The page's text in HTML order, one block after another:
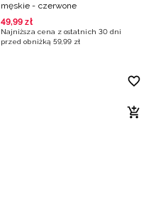
męskie - czerwone
49,99 zł
Najniższa cena z ostatnich 30 dni
przed obniżką 59,99 zł